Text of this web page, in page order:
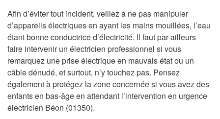
Afin d’éviter tout incident, veillez à ne pas manipuler
d’appareils électriques en ayant les mains mouillées, l’eau
étant bonne conductrice d’électricité. Il faut par ailleurs
faire intervenir un électricien professionnel si vous
remarquez une prise électrique en mauvais état ou un
câble dénudé, et surtout, n’y touchez pas. Pensez
également à protégez la zone concernée si vous avez des
enfants en bas-âge en attendant l’intervention en urgence
électricien Béon (01350).